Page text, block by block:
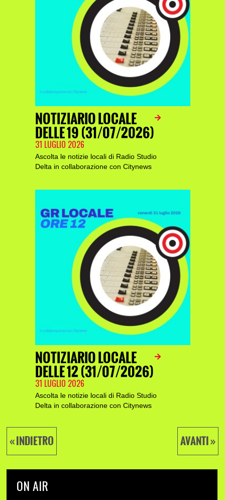
NOTIZIARIO LOCALE
DELLE 19 (31/07/2026)
31 LUGLIO 2026
Ascolta le notizie locali di Radio Studio
Delta in collaborazione con Citynews
NOTIZIARIO LOCALE
DELLE 12 (31/07/2026)
31 LUGLIO 2026
Ascolta le notizie locali di Radio Studio
Delta in collaborazione con Citynews
« INDIETRO AVANTI »
ON AIR